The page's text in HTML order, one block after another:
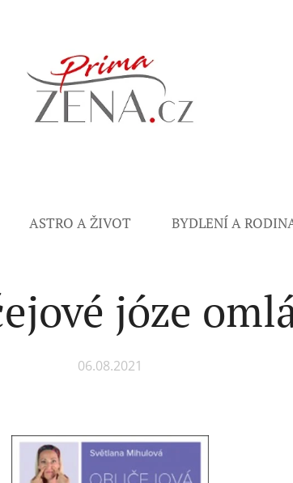
ASTRO A ŽIVOT BYDLENÍ A
józe
06.08.2021